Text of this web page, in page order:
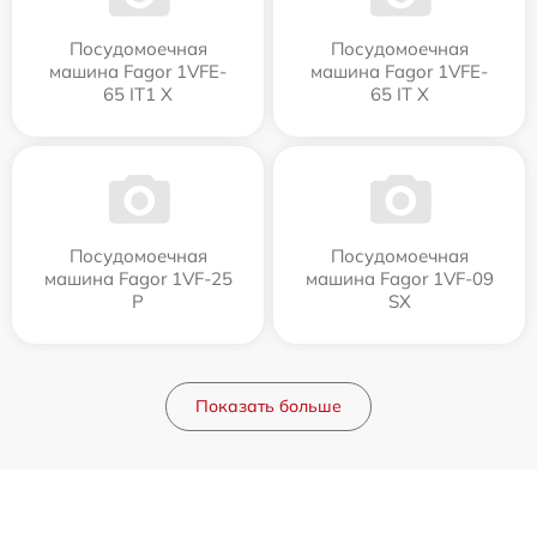
Посудомоечная
машина Fagor 1VFE-
65 IT1 X
Посудомоечная
машина Fagor 1VFE-
65 IT X
Посудомоечная
машина Fagor 1VF-25
P
Посудомоечная
машина Fagor 1VF-09
SX
Показать больше